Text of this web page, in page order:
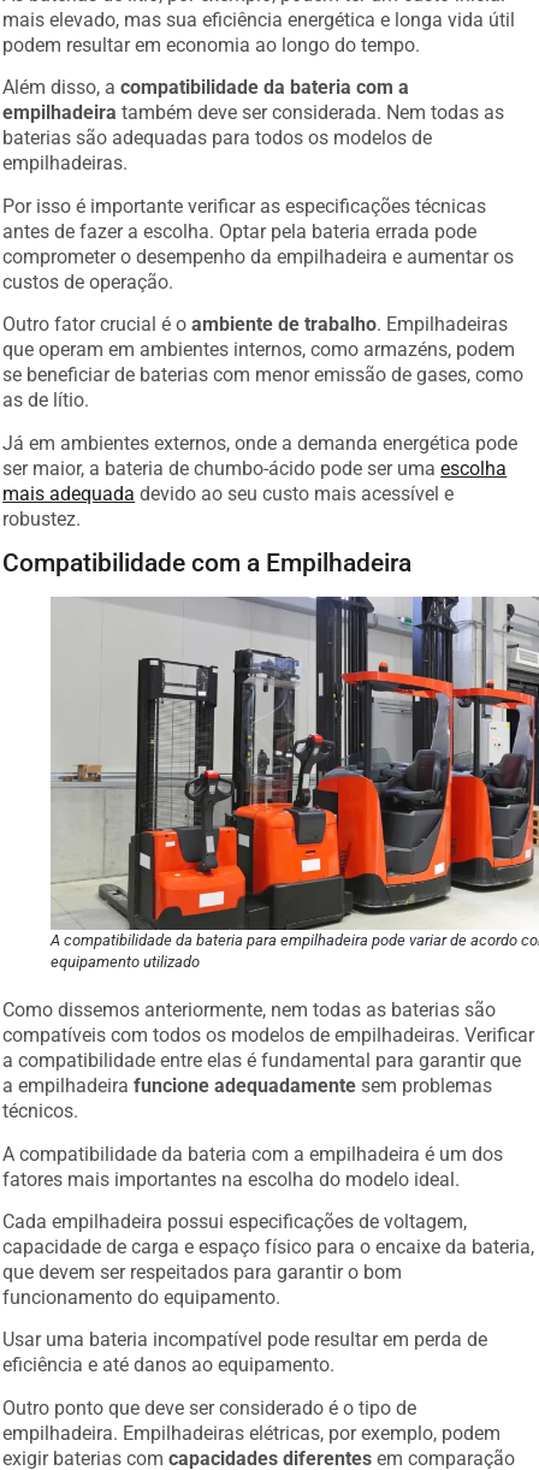
mais elevado, mas sua eficiência energética e longa vida útil
podem resultar em economia ao longo do tempo.
Além disso, acompatibilidade da bateria com a
empilhadeira também deve ser considerada. Nem todas as
baterias são adequadas para todos os modelos de
empilhadeiras.
Por isso é importante verificar as especificações técnicas
antes de fazer a escolha. Optar pela bateria errada pode
comprometer o desempenho da empilhadeira e aumentar os
custos de operação.
Outro fator crucial é oambiente de trabalho . Empilhadeiras
que operam em ambientes internos, como armazéns, podem
se beneficiar de baterias com menor emissão de gases, como
as de lítio.
Já em ambientes externos, onde a demanda energética pode
ser maior, a bateria de chumbo-ácido pode ser umaescolha
mais adequada devido ao seu custo mais acessível e
robustez.
Compatibilidade com a Empilhadeira
A compatibilidade da bateria para empilhadeira pode variar de acordo
equipamento utilizado
Como dissemos anteriormente, nem todas as baterias são
compatíveis com todos os modelos de empilhadeiras. Verificar
a compatibilidade entre elas é fundamental para garantir que
a empilhadeirafuncione adequadamente sem problemas
técnicos.
A compatibilidade da bateria com a empilhadeira é um dos
fatores mais importantes na escolha do modelo ideal.
Cada empilhadeira possui especificações de voltagem,
capacidade de carga e espaço físico para o encaixe da bateria,
que devem ser respeitados para garantir o bom
funcionamento do equipamento.
Usar uma bateria incompatível pode resultar em perda de
eficiência e até danos ao equipamento.
Outro ponto que deve ser considerado é o tipo de
empilhadeira. Empilhadeiras elétricas, por exemplo, podem
exigir baterias comcapacidades diferentes em comparação